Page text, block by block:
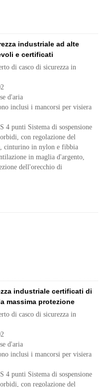
industriale ad alte
e certificati
di casco di sicurezza in
d'aria
inclusi i mancorsi per visiera
4 punti Sistema di sospensione
con regolazione del
cinturino in nylon e fibbia
in maglia d'argento,
dell'orecchio di
industriale certificati di
massima protezione
di casco di sicurezza in
d'aria
inclusi i mancorsi per visiera
4 punti Sistema di sospensione
con regolazione del